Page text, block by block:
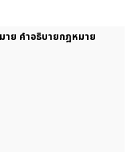
าย คำอธิบายกฎหมาย